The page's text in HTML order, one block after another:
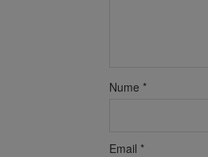
Nume *
Email *